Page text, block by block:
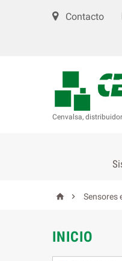
Contacto
Cenvalsa,
  Sensores
INICIO